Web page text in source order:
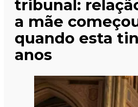
tribunal:
a mãe
quando esta
anos